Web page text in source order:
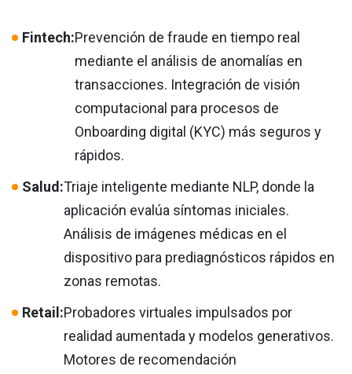
Fintech:Prevención de fraude en tiempo real
mediante el análisis de anomalías en
transacciones. Integración de visión
computacional para procesos de
Onboarding digital (KYC) más seguros y
rápidos.
Salud:Triaje inteligente mediante NLP, donde la
aplicación evalúa síntomas iniciales.
Análisis de imágenes médicas en el
dispositivo para prediagnósticos rápidos en
zonas remotas.
Retail:Probadores virtuales impulsados por
realidad aumentada y modelos generativos.
Motores de recomendación